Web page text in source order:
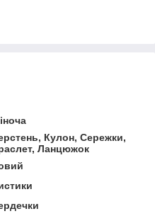
Кулон, Сережки,
Ланцюжок